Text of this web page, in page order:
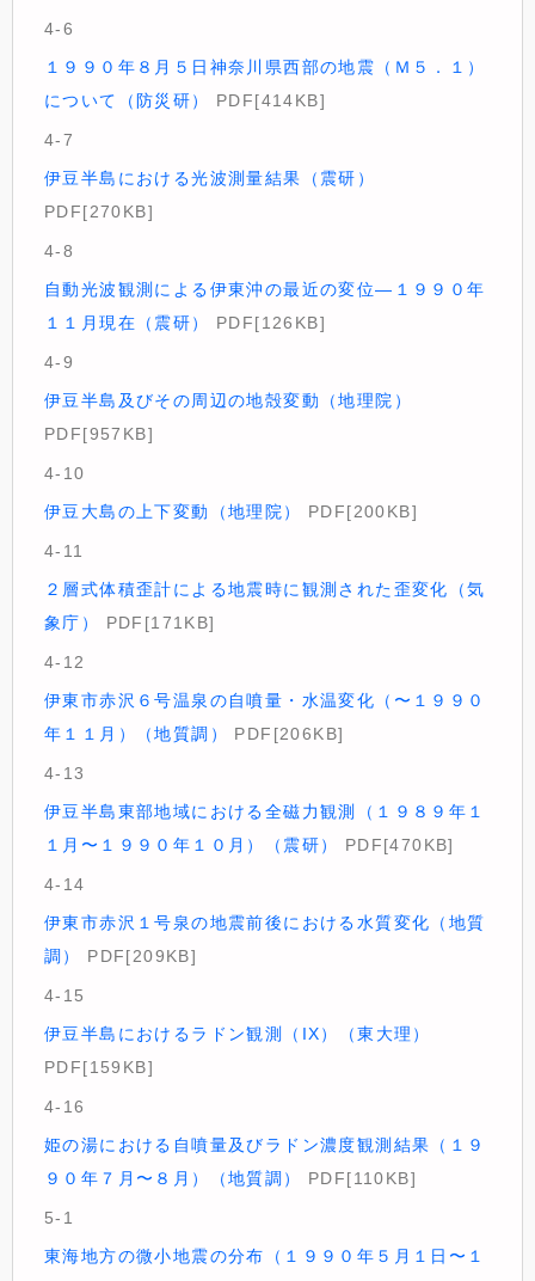
4-6
１９９０年８月５日神奈川県西部の地震（Ｍ５．１）
について（防災研）
PDF[414KB]
4-7
伊豆半島における光波測量結果（震研）
PDF[270KB]
4-8
自動光波観測による伊東沖の最近の変位—１９９０年
１１月現在（震研）
PDF[126KB]
4-9
伊豆半島及びその周辺の地殻変動（地理院）
PDF[957KB]
4-10
伊豆大島の上下変動（地理院）
PDF[200KB]
4-11
２層式体積歪計による地震時に観測された歪変化（気
象庁）
PDF[171KB]
4-12
伊東市赤沢６号温泉の自噴量・水温変化（〜１９９０
年１１月）（地質調）
PDF[206KB]
4-13
伊豆半島東部地域における全磁力観測（１９８９年１
１月〜１９９０年１０月）（震研）
PDF[470KB]
4-14
伊東市赤沢１号泉の地震前後における水質変化（地質
調）
PDF[209KB]
4-15
伊豆半島におけるラドン観測（IX）（東大理）
PDF[159KB]
4-16
姫の湯における自噴量及びラドン濃度観測結果（１９
９０年７月〜８月）（地質調）
PDF[110KB]
5-1
東海地方の微小地震の分布（１９９０年５月１日〜１